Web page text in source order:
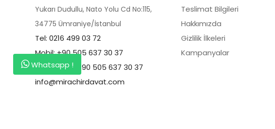
Whatsapp !
Yukarı Dudullu, Nato Yolu Cd No:115,
34775 Ümraniye/İstanbul
Tel: 0216 499 03 72
Mobil: +90 505 637 30 37
Whatsapp: +90 505 637 30 37
info@mirachirdavat.com
Teslimat Bilgileri
Hakkımızda
Gizlilik İlkeleri
Kampanyalar